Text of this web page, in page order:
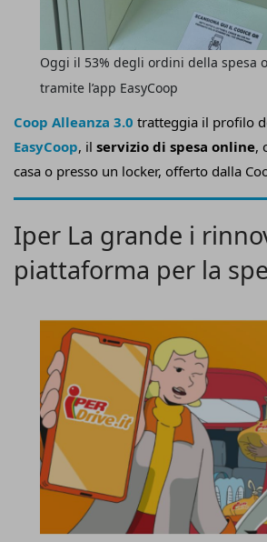
Coop Alleanza 3.0 tratteggia il profilo
EasyCoop, il servizio di spesa online,
casa o presso un locker, offerto dalla
sul sito web o da app.
Oggi il 53% degli ordini della spesa
tramite l’app EasyCoop
Iper La grande i
piattaforma per la